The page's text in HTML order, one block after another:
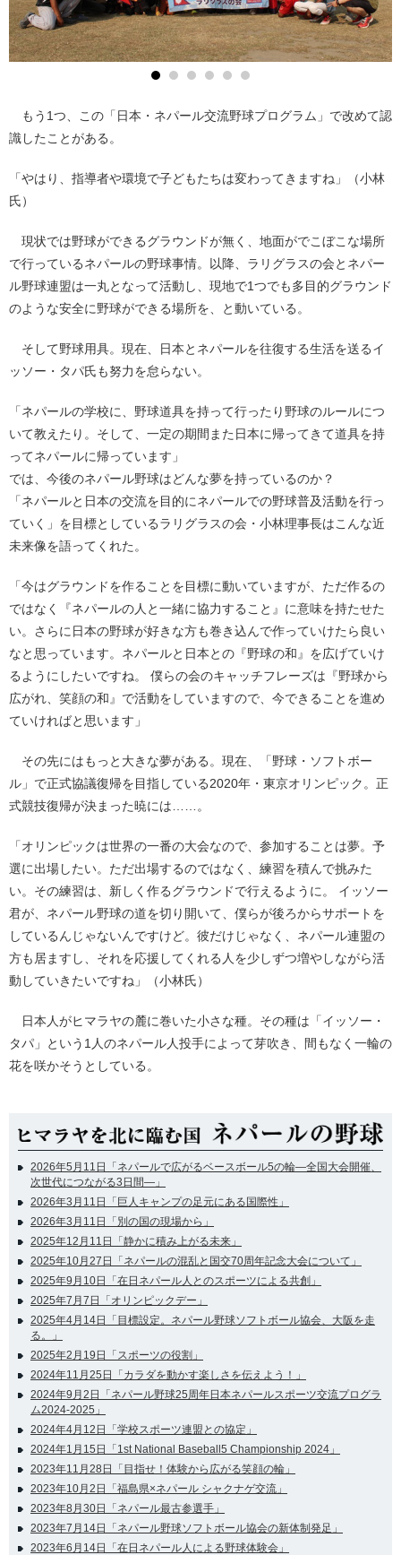
もう1つ、この「日本・ネパール交流野球プログラム」で改めて認
識したことがある。
「やはり、指導者や環境で子どもたちは変わってきますね」（小林
氏）
現状では野球ができるグラウンドが無く、地面がでこぼこな場所
で行っているネパールの野球事情。以降、ラリグラスの会とネパー
ル野球連盟は一丸となって活動し、現地で1つでも多目的グラウンド
のような安全に野球ができる場所を、と動いている。
そして野球用具。現在、日本とネパールを往復する生活を送るイ
ッソー・タパ氏も努力を怠らない。
「ネパールの学校に、野球道具を持って行ったり野球のルールにつ
いて教えたり。そして、一定の期間また日本に帰ってきて道具を持
ってネパールに帰っています」
では、今後のネパール野球はどんな夢を持っているのか？
「ネパールと日本の交流を目的にネパールでの野球普及活動を行っ
ていく」を目標としているラリグラスの会・小林理事長はこんな近
未来像を語ってくれた。
「今はグラウンドを作ることを目標に動いていますが、ただ作るの
ではなく『ネパールの人と一緒に協力すること』に意味を持たせた
い。さらに日本の野球が好きな方も巻き込んで作っていけたら良い
なと思っています。ネパールと日本との『野球の和』を広げていけ
るようにしたいですね。 僕らの会のキャッチフレーズは『野球から
広がれ、笑顔の和』で活動をしていますので、今できることを進め
ていければと思います」
その先にはもっと大きな夢がある。現在、「野球・ソフトボー
ル」で正式協議復帰を目指している2020年・東京オリンピック。正
式競技復帰が決まった暁には……。
「オリンピックは世界の一番の大会なので、参加することは夢。予
選に出場したい。ただ出場するのではなく、練習を積んで挑みた
い。その練習は、新しく作るグラウンドで行えるように。 イッソー
君が、ネパール野球の道を切り開いて、僕らが後ろからサポートを
しているんじゃないんですけど。彼だけじゃなく、ネパール連盟の
方も居ますし、それを応援してくれる人を少しずつ増やしながら活
動していきたいですね」（小林氏）
日本人がヒマラヤの麓に巻いた小さな種。その種は「イッソー・
タパ」という1人のネパール人投手によって芽吹き、間もなく一輪の
花を咲かそうとしている。
2026年5月11日「ネパールで広がるベースボール5の輪―全国大会開催、
次世代につながる3日間―」
2026年3月11日「巨人キャンプの足元にある国際性」
2026年3月11日「別の国の現場から」
2025年12月11日「静かに積み上がる未来」
2025年10月27日「ネパールの混乱と国交70周年記念大会について」
2025年9月10日「在日ネパール人とのスポーツによる共創」
2025年7月7日「オリンピックデー」
2025年4月14日「目標設定。ネパール野球ソフトボール協会、大阪を走
る。」
2025年2月19日「スポーツの役割」
2024年11月25日「カラダを動かす楽しさを伝えよう！」
2024年9月2日「ネパール野球25周年日本ネパールスポーツ交流プログラ
ム2024-2025」
2024年4月12日「学校スポーツ連盟との協定」
2024年1月15日「1st National Baseball5 Championship 2024」
2023年11月28日「目指せ！体験から広がる笑顔の輪」
2023年10月2日「福島県×ネパール シャクナゲ交流」
2023年8月30日「ネパール最古参選手」
2023年7月14日「ネパール野球ソフトボール協会の新体制発足」
2023年6月14日「在日ネパール人による野球体験会」